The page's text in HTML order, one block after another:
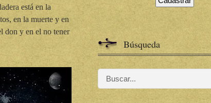
está en la
en la muerte y en
don y en el no tener
Búsqueda